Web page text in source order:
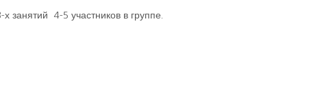
занятий 4-5 участников в группе.